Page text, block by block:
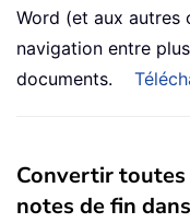
Word (et aux autres
navigation entre
documents.
Convertir toutes
notes de fin